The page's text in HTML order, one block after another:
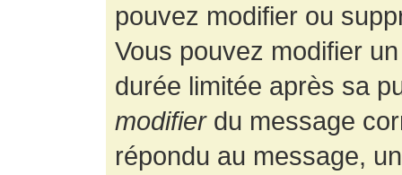
pouvez modifier ou
Vous pouvez modifier
durée limitée après sa
modifierdu message
répondu au message,